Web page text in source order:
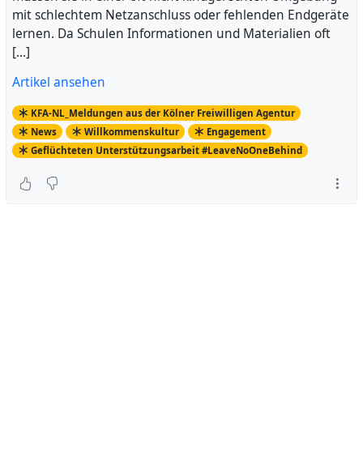
mit schlechtem Netzanschluss oder fehlenden Endgeräte
lernen. Da Schulen Informationen und Materialien oft
[…]
Artikel ansehen
KFA-NL_Meldungen aus der Kölner Freiwilligen Agentur
News
Willkommenskultur
Engagement
Geflüchteten Unterstützungsarbeit #LeaveNoOneBehind